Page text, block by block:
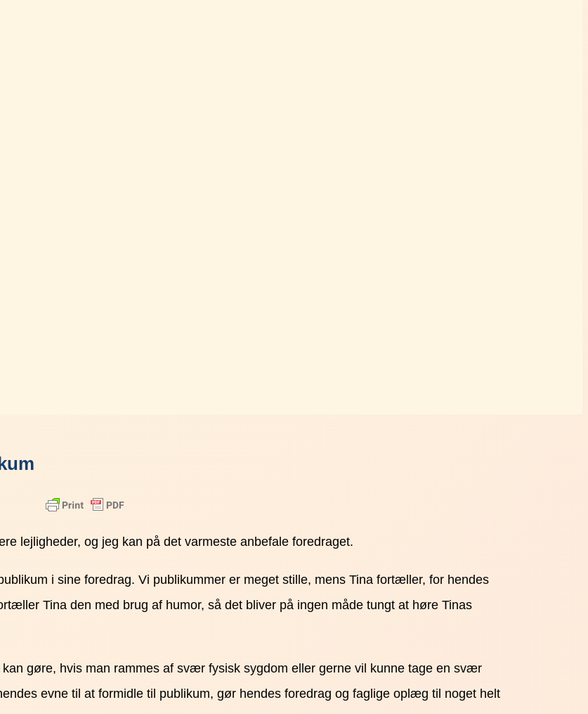
lejligheder, og jeg kan på det varmeste anbefale foredraget.
i sine foredrag. Vi publikummer er meget stille, mens Tina fortæller, for hendes
Tina den med brug af humor, så det bliver på ingen måde tungt at høre Tinas
gøre, hvis man rammes af svær fysisk sygdom eller gerne vil kunne tage en svær
evne til at formidle til publikum, gør hendes foredrag og faglige oplæg til noget helt